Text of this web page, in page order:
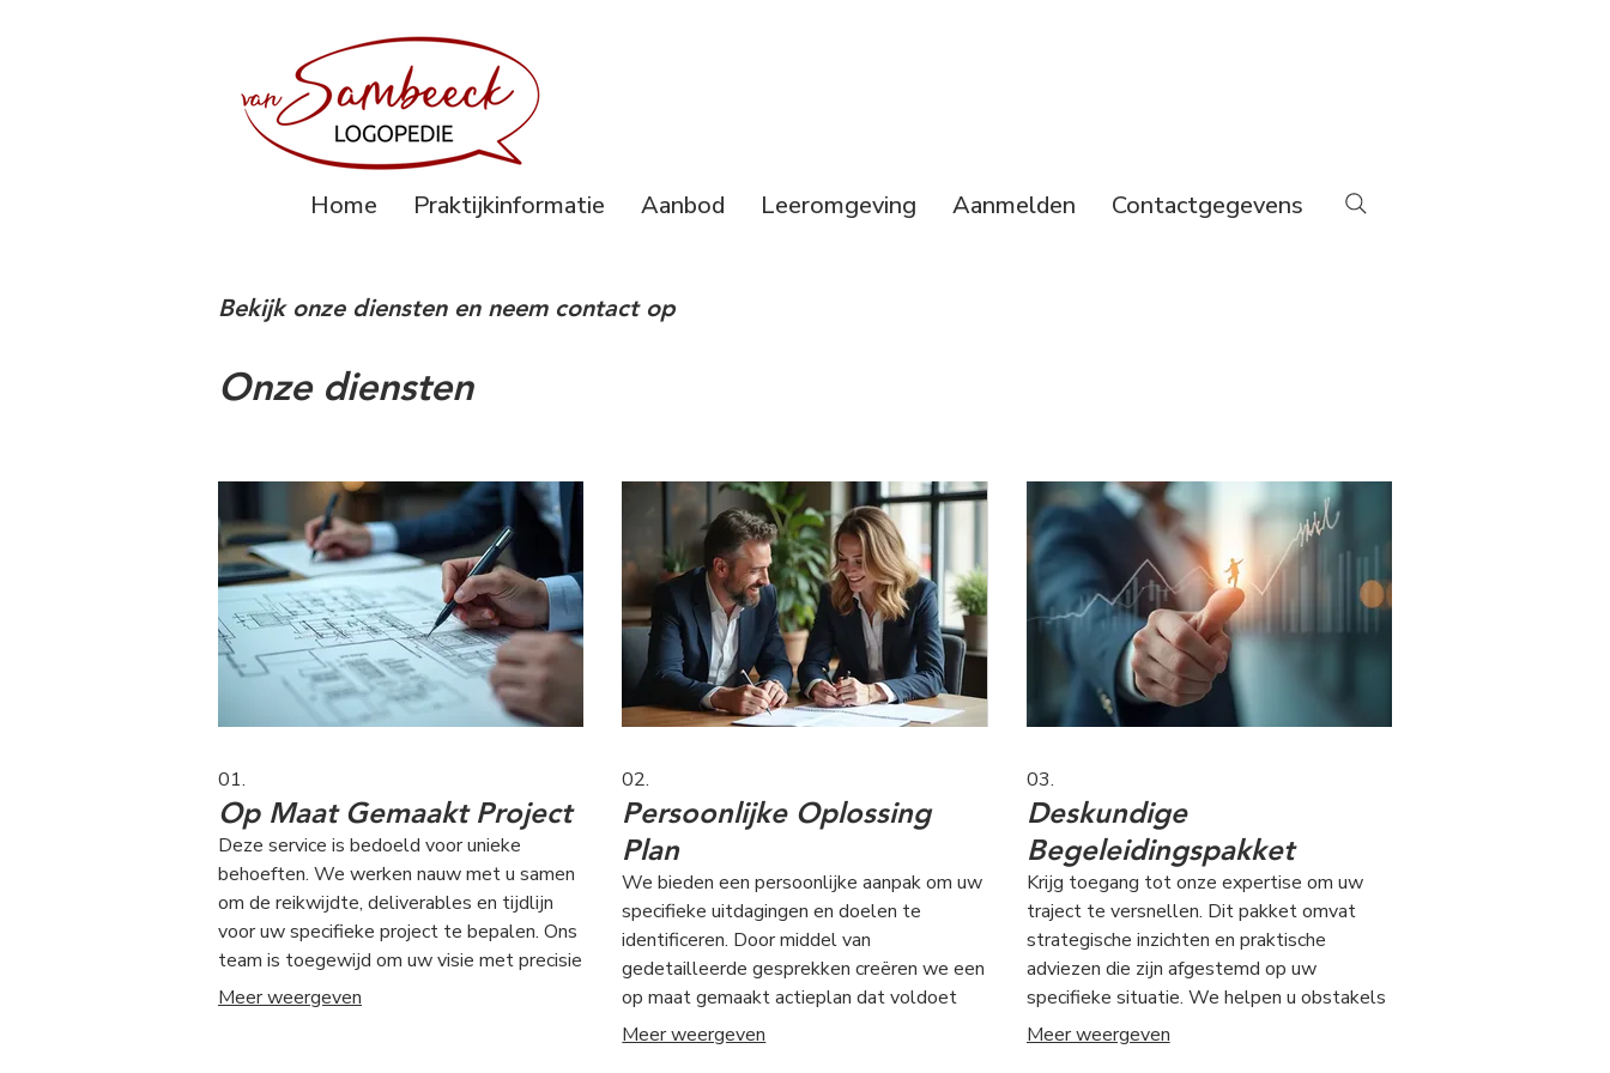
Home Praktijkinformatie Aanbod Leeromgeving Aanmelden Contactgegevens
Bekijk onze diensten en neem contact op
Onze diensten
01.
Op Maat Gemaakt Project
Deze service is bedoeld voor unieke
behoeften. We werken nauw met u samen
om de reikwijdte, deliverables en tijdlijn
voor uw specifieke project te bepalen. Ons
team is toegewijd om uw visie met precisie
en zorg tot leven te brengen. We zorgen
Meer weergeven
02.
Persoonlijke Oplossing
Plan
We bieden een persoonlijke aanpak om uw
specifieke uitdagingen en doelen te
identificeren. Door middel van
gedetailleerde gesprekken creëren we een
op maat gemaakt actieplan dat voldoet
aan uw individuele vereisten. Ons doel is
Meer weergeven
03.
Deskundige
Begeleidingspakket
Krijg toegang tot onze expertise om uw
traject te versnellen. Dit pakket omvat
strategische inzichten en praktische
adviezen die zijn afgestemd op uw
specifieke situatie. We helpen u obstakels
te overwinnen en kansen te maximaliseren.
Meer weergeven